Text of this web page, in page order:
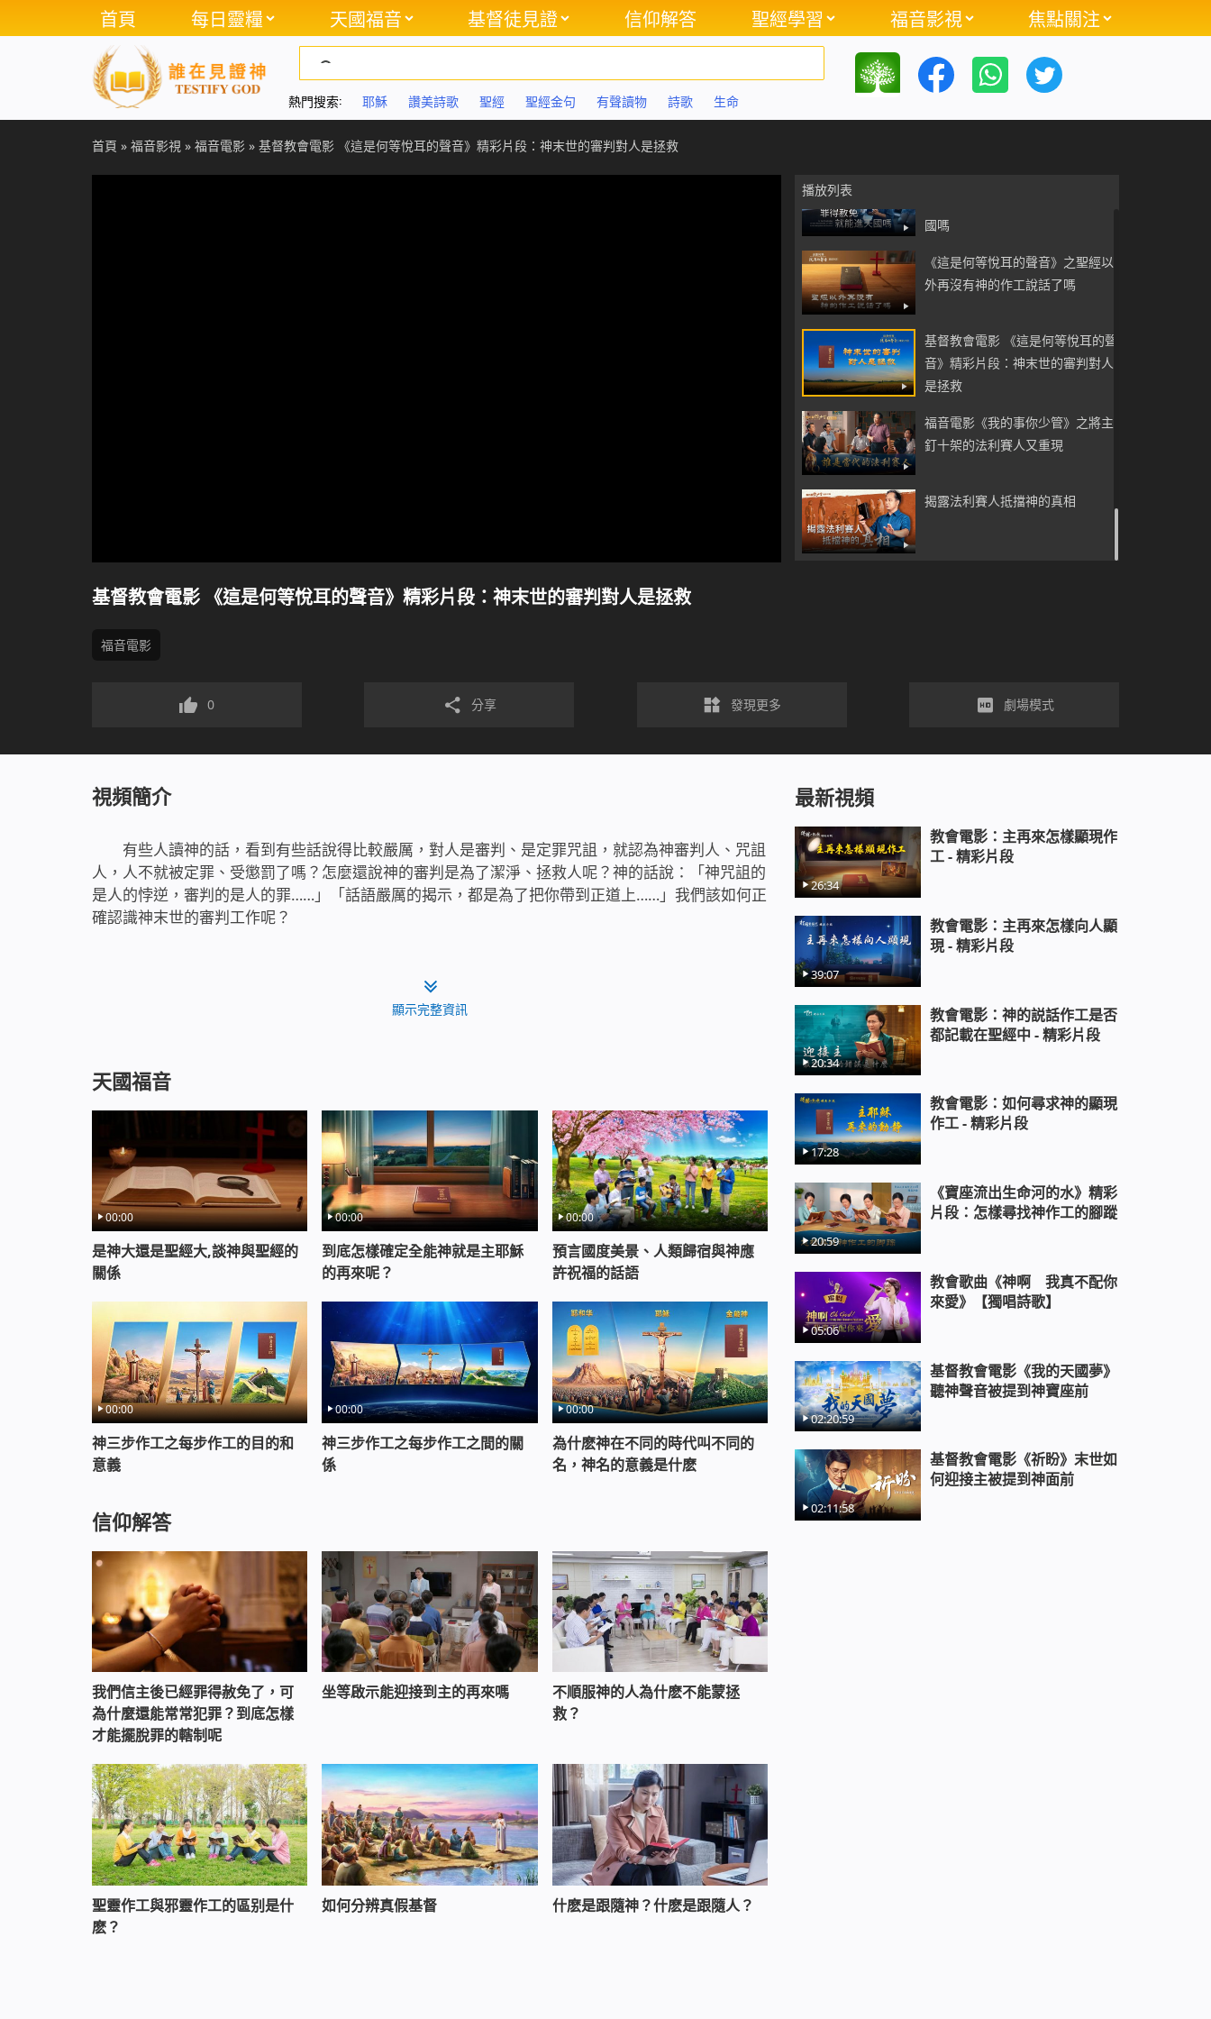
首頁 每日靈糧 天國福音 基督徒見證 信仰解答 聖經學習 福音影視 焦點關注
熱門搜索: 耶穌 讚美詩歌 聖經 聖經金句 有聲讀物 詩歌 生命
首頁 » 福音影視 » 福音電影 » 基督教會電影 《這是何等悅耳的聲音》精彩片段：神末世的審判對人是拯救
播放列表
《這是何等悅耳的聲音》之怎樣確
再來的預言是怎樣應驗的
國嗎
《這是何等悅耳的聲音》之聖經以
外再沒有神的作工說話了嗎
基督教會電影 《這是何等悅耳的聲
音》精彩片段：神末世的審判對人
是拯救
福音電影《我的事你少管》之將主
釘十架的法利賽人又重現
揭露法利賽人抵擋神的真相
基督教會電影 《這是何等悅耳的聲音》精彩片段：神末世的審判對人是拯救
福音電影
0 分享 發現更多 劇場模式
視頻簡介
有些人讀神的話，看到有些話說得比較嚴厲，對人是審判、是定罪咒詛，就認為神審判人、咒詛
人，人不就被定罪、受懲罰了嗎？怎麼還說神的審判是為了潔淨、拯救人呢？神的話說：「神咒詛的
是人的悖逆，審判的是人的罪……」「話語嚴厲的揭示，都是為了把你帶到正道上……」我們該如何正
確認識神末世的審判工作呢？
顯示完整資訊
天國福音
00:00
是神大還是聖經大,談神與聖經的
關係
00:00
到底怎樣確定全能神就是主耶穌
的再來呢？
00:00
預言國度美景、人類歸宿與神應
許祝福的話語
00:00
神三步作工之每步作工的目的和
意義
00:00
神三步作工之每步作工之間的關
係
00:00
為什麽神在不同的時代叫不同的
名，神名的意義是什麽
信仰解答
我們信主後已經罪得赦免了，可
為什麼還能常常犯罪？到底怎樣
才能擺脫罪的轄制呢
坐等啟示能迎接到主的再來嗎
不順服神的人為什麽不能蒙拯
救？
聖靈作工與邪靈作工的區别是什
麽？
如何分辨真假基督 什麽是跟隨神？什麽是跟隨人？
最新視頻
26:34
教會電影：主再來怎樣顯現作
工 - 精彩片段
39:07
教會電影：主再來怎樣向人顯
現 - 精彩片段
20:34
教會電影：神的説話作工是否
都記載在聖經中 - 精彩片段
17:28
教會電影：如何尋求神的顯現
作工 - 精彩片段
20:59
《寶座流出生命河的水》精彩
片段：怎樣尋找神作工的腳蹤
05:06
教會歌曲《神啊 我真不配你
來愛》【獨唱詩歌】
02:20:59
基督教會電影《我的天國夢》
聽神聲音被提到神寶座前
02:11:58
基督教會電影《祈盼》末世如
何迎接主被提到神面前